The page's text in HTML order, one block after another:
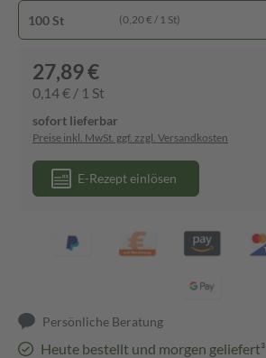
100 St (0,20 € / 1 St)
27,89 €
0,14 € / 1 St
sofort lieferbar
Preise inkl. MwSt. ggf. zzgl. Versandkosten
E-Rezept einlösen
Persönliche Beratung
Heute bestellt und morgen geliefert³